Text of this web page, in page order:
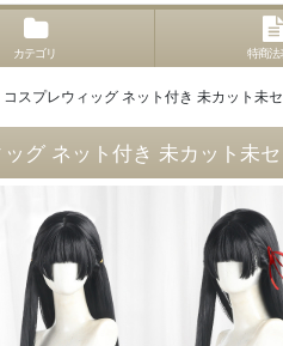
カテゴリ 特商法
スプレウィッグ ネット付き 未カット未
グ ネット付き 未カット未